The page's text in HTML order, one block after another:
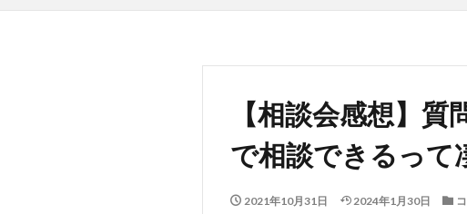
【相談会感想】
で相談できるって
2021年10月31日 2024年1月30日